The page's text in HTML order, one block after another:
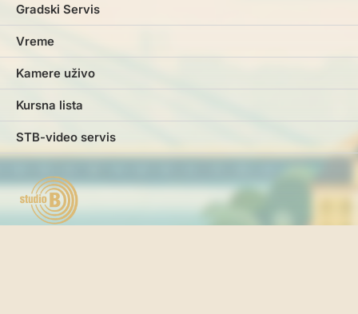
Gradski Servis
Vreme
Kamere uživo
Kursna lista
STB-video servis